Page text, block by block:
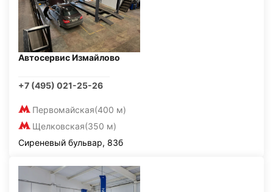
Автосервис Измайлово
+7 (495) 021-25-26
Первомайская(400 м)
Щелковская(350 м)
Сиреневый бульвар, 83б